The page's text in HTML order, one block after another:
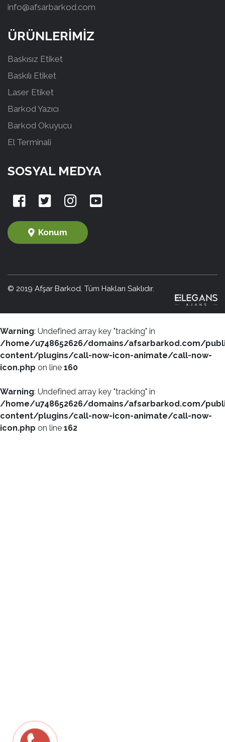
info@afsarbarkod.com
ÜRÜNLERİMİZ
Baskısız Etiket
Baskılı Etiket
Laser Etiket
Barkod Yazıcı
Barkod Okuyucu
El Terminali
SOSYAL MEDYA
Konum
© 2019 Afşar Barkod. Tüm Hakları Saklıdır.
Warning: Undefined array key "tracking" in
/home/u748652626/domains/afsarbarkod.com/
content/plugins/call-now-icon-animate/call-now-
icon.php on line 160
Warning: Undefined array key "tracking" in
/home/u748652626/domains/afsarbarkod.com/
content/plugins/call-now-icon-animate/call-now-
icon.php on line 162